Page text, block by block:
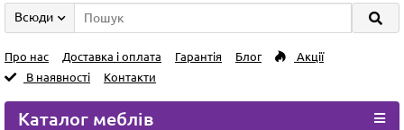
Всюди
Про нас Доставка і оплата Гарантія Блог
Акції
В наявності
Контакти
Каталог меблів